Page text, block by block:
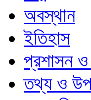
অবস্থান
ইতিহাস
প্রশাসন ও
তথ্য ও